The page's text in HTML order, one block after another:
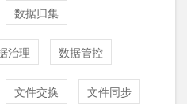
数据归集
治理 数据管控
文件交换 文件同步